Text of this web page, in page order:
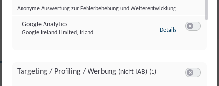
Anonyme Auswertung zur Fehlerbehebung und Weiterentwicklung
Google Analytics
Google Ireland Limited, Irland Details zu Google
Targeting / Profiling / Werbung (nicht IAB) (1)